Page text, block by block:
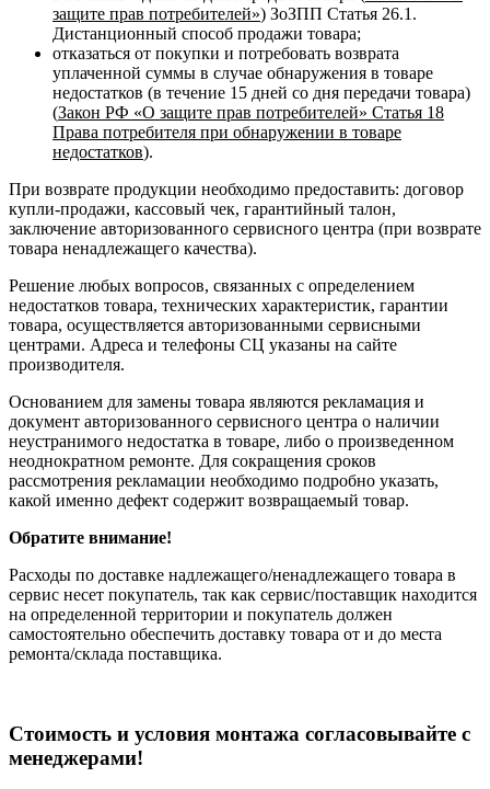
защите прав потребителей») ЗоЗПП Статья 26.1.
Дистанционный способ продажи товара;
отказаться от покупки и потребовать возврата
уплаченной суммы в случае обнаружения в товаре
недостатков (в течение 15 дней со дня передачи товара)
(Закон РФ «О защите прав потребителей» Статья 18
Права потребителя при обнаружении в товаре
недостатков).
При возврате продукции необходимо предоставить: договор
купли-продажи, кассовый чек, гарантийный талон,
заключение авторизованного сервисного центра (при возврате
товара ненадлежащего качества).
Решение любых вопросов, связанных с определением
недостатков товара, технических характеристик, гарантии
товара, осуществляется авторизованными сервисными
центрами. Адреса и телефоны СЦ указаны на сайте
производителя.
Основанием для замены товара являются рекламация и
документ авторизованного сервисного центра о наличии
неустранимого недостатка в товаре, либо о произведенном
неоднократном ремонте. Для сокращения сроков
рассмотрения рекламации необходимо подробно указать,
какой именно дефект содержит возвращаемый товар.
Обратите внимание!
Расходы по доставке надлежащего/ненадлежащего товара в
сервис несет покупатель, так как сервис/поставщик находится
на определенной территории и покупатель должен
самостоятельно обеспечить доставку товара от и до места
ремонта/склада поставщика.
Cтоимость и условия монтажа согласовывайте с
менеджерами!